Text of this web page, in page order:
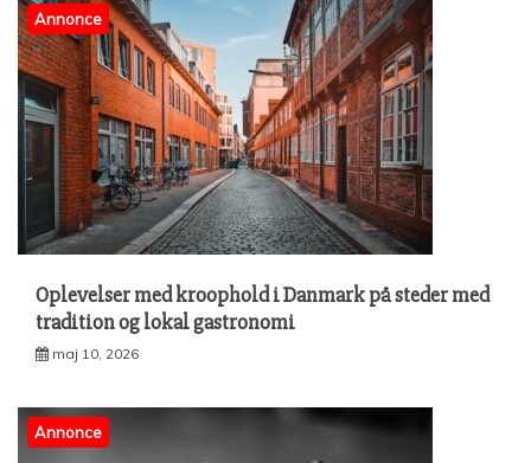
Annonce
Oplevelser med kroophold i Danmark på steder med
tradition og lokal gastronomi
maj 10, 2026
Annonce